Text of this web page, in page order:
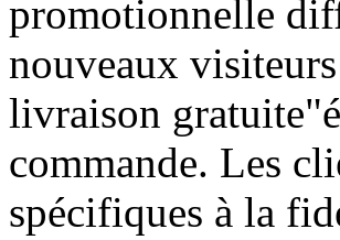
promotionnelle
nouveaux
livraison
commande. Les
spécifiques à la